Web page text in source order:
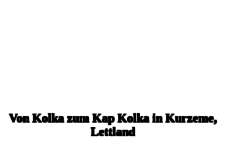
Von Kolka zum Kap Kolka in Kurzeme,
Lettland